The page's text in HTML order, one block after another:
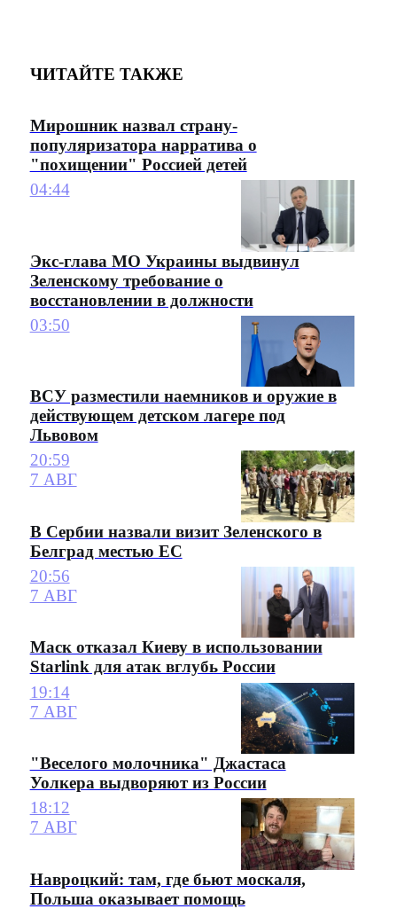
ЧИТАЙТЕ ТАКЖЕ
Мирошник назвал страну-
популяризатора нарратива о
"похищении" Россией детей
04:44
Экс-глава МО Украины выдвинул
Зеленскому требование о
восстановлении в должности
03:50
ВСУ разместили наемников и оружие в
действующем детском лагере под
Львовом
20:59
7 АВГ
В Сербии назвали визит Зеленского в
Белград местью ЕС
20:56
7 АВГ
Маск отказал Киеву в использовании
Starlink для атак вглубь России
19:14
7 АВГ
"Веселого молочника" Джастаса
Уолкера выдворяют из России
18:12
7 АВГ
Навроцкий: там, где бьют москаля,
Польша оказывает помощь